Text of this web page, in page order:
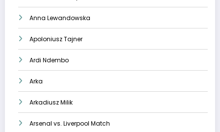
Anna Lewandowska
Apoloniusz Tajner
Ardi Ndembo
Arka
Arkadiusz Milik
Arsenal vs. Liverpool Match